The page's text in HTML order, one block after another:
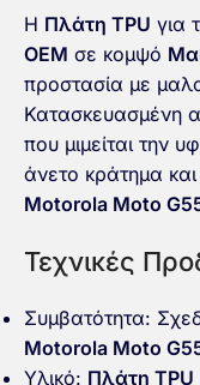
Η Πλάτη TPU για
OEM σε κομψό
προστασία με
Κατασκευασμένη
που μιμείται την
άνετο κράτημα
Motorola Moto
Τεχνικές
Συμβατότητα:
Motorola Moto
Υλικό: Πλάτη TPU